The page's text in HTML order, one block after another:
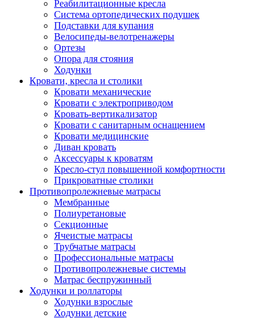
Реабилитационные кресла
Система ортопедических подушек
Подставки для купания
Велосипеды-велотренажеры
Ортезы
Опора для стояния
Ходунки
Кровати, кресла и столики
Кровати механические
Кровати с электроприводом
Кровать-вертикализатор
Кровати с санитарным оснащением
Кровати медицинские
Диван кровать
Аксессуары к кроватям
Кресло-стул повышенной комфортности
Прикроватные столики
Противопролежневые матрасы
Мембранные
Полиуретановые
Секционные
Ячеистые матрасы
Трубчатые матрасы
Профессиональные матрасы
Противопролежневые системы
Матрас беспружинный
Ходунки и роллаторы
Ходунки взрослые
Ходунки детские